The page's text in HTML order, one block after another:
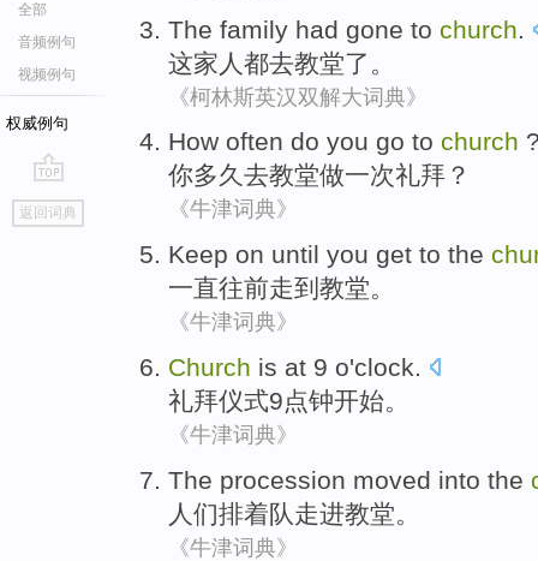
全部
音频例句
视频例句
权威例句
go
top
返回词典
The family had gone to church
这家 人都去教堂了。
《柯林斯英汉双解大词典》
How often do you go to church
你多久 去教堂做一次礼拜 ？
《牛津词典》
Keep on until you get to the
一直往前走到 教堂。
《牛津词典》
Church is at 9 o'clock.
礼拜仪式9点钟开始。
《牛津词典》
The procession moved into the
人们排着队走进教堂。
《牛津词典》